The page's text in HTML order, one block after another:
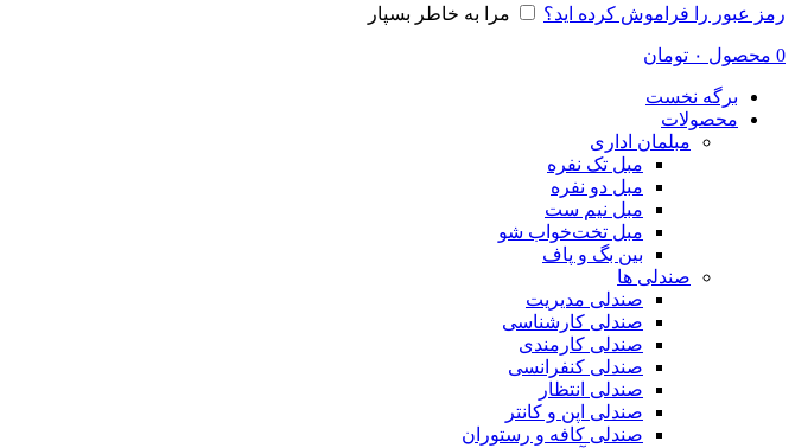
رمز عبور را فراموش کرده اید؟ مرا به خاطر بسپار
0 محصول ۰ تومان
برگه نخست
محصولات
مبلمان اداری
مبل تک نفره
مبل دو نفره
مبل نیم ست
مبل تخت‌خواب شو
بین بگ و پاف
صندلی ها
صندلی مدیریت
صندلی کارشناسی
صندلی کارمندی
صندلی کنفرانسی
صندلی انتظار
صندلی اپن و کانتر
صندلی کافه و رستوران